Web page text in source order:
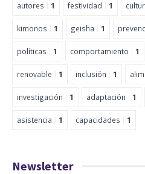
autores 1 festividad 1
kimonos 1 geisha 1
políticas 1 comportamiento 1
renovable 1 inclusión 1
investigación 1 adaptación 1
asistencia 1 capacidades 1
Newsletter